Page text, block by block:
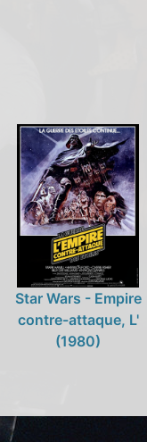
Star Wars - Empire
contre-attaque, L'
(1980)